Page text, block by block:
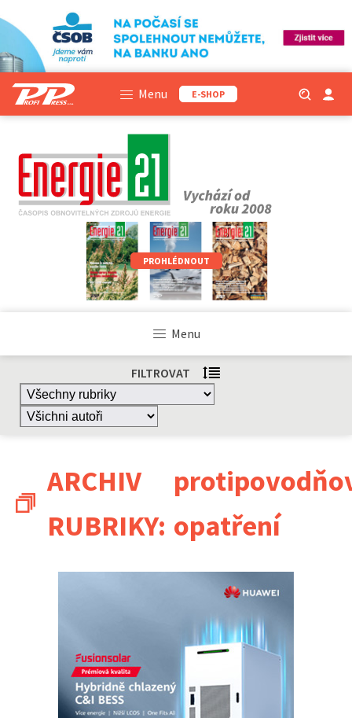
Menu E-SHOP
PROHLÉDNOUT
Menu
FILTROVAT
ARCHIV
RUBRIKY: opatření